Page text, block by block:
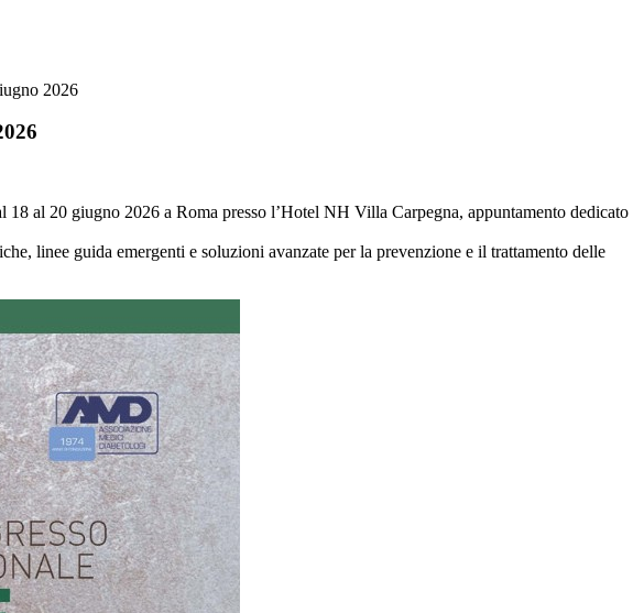
2026
al 20 giugno 2026 a Roma presso l’Hotel NH Villa Carpegna, appuntamento dedicato
linee guida emergenti e soluzioni avanzate per la prevenzione e il trattamento delle